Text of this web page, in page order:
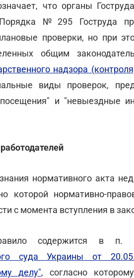
что органы
№295 Гоструда
проверки, но при
общим
надзора
виды проверок,
и "невыездные
нормативного акта
которой нормативно-
с момента вступления в
содержится в п.
суда Украины от
делу", согласно